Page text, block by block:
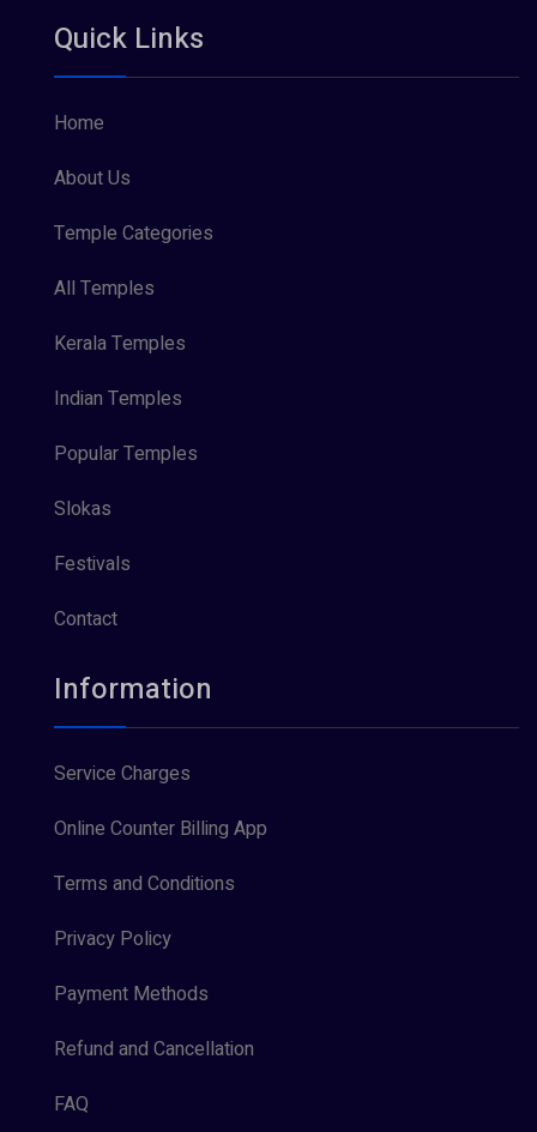
Quick Links
Home
About Us
Temple Categories
All Temples
Kerala Temples
Indian Temples
Popular Temples
Slokas
Festivals
Contact
Information
Service Charges
Online Counter Billing App
Terms and Conditions
Privacy Policy
Payment Methods
Refund and Cancellation
FAQ